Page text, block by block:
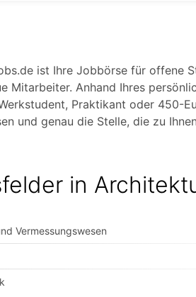
ist Ihre Jobbörse für offene
Mitarbeiter. Anhand Ihres
Praktikant oder 450-
und genau die Stelle, die zu
in
Vermessungswesen